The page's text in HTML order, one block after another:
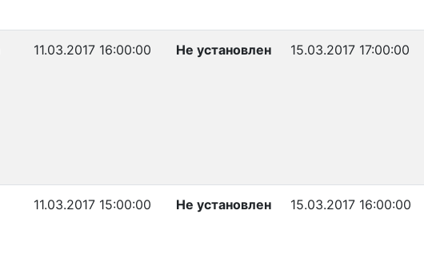
11.03.2017 16:00:00 Не установлен 15.03.2017 17:00:00
11.03.2017 15:00:00 Не установлен 15.03.2017 16:00:00